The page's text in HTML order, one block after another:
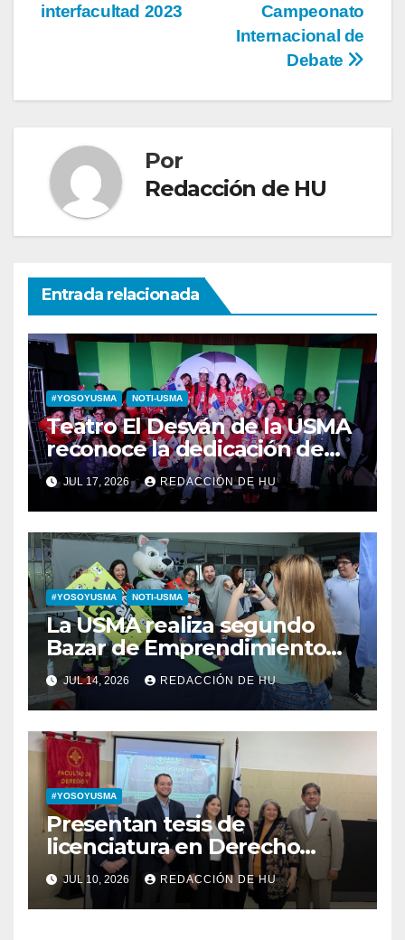
Campeonato
Internacional de
Debate
interfacultad 2023
Por
Redacción de HU
Entrada relacionada
#YOSOYUSMA NOTI-USMA
Teatro El Desván de la USMA
reconoce la dedicación de
sus estudiantes en su 43
aniversario
JUL 17, 2026 REDACCIÓN DE HU
#YOSOYUSMA NOTI-USMA
La USMA realiza segundo
Bazar de Emprendimiento
Estudiantil 2026
JUL 14, 2026 REDACCIÓN DE HU
#YOSOYUSMA
Presentan tesis de
licenciatura en Derecho
sobre la Influencia de los
medios y la aplicación de
prisión preventiva
JUL 10, 2026 REDACCIÓN DE HU